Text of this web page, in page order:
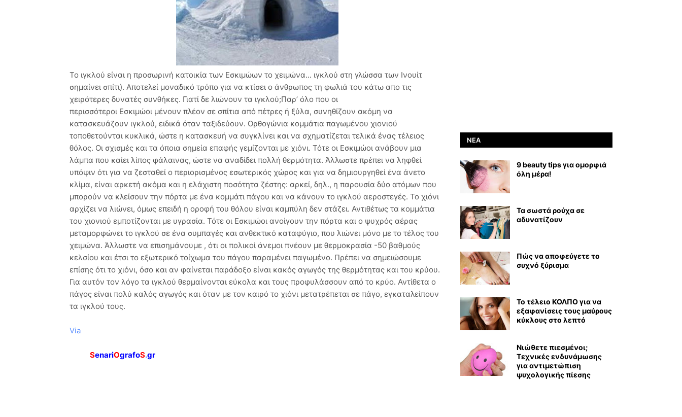
Το ιγκλού είναι η προσωρινή κατοικία των Εσκιμώων το χειμώνα... ιγκλού στη γλώσσα των Ινουίτ
σημαίνει σπίτι). Αποτελεί μοναδικό τρόπο για να κτίσει ο άνθρωπος τη φωλιά του κάτω απο τις
χειρότερες δυνατές συνθήκες. Γιατί δε λιώνουν τα ιγκλού;Παρ’ όλο που οι
περισσότεροι Εσκιμώοι μένουν πλέον σε σπίτια από πέτρες ή ξύλα, συνηθίζουν ακόμη να
κατασκευάζουν ιγκλού, ειδικά όταν ταξιδεύουν. Ορθογώνια κομμάτια παγωμένου χιονιού
τοποθετούνται κυκλικά, ώστε η κατασκευή να συγκλίνει και να σχηματίζεται τελικά ένας τέλειος
θόλος. Οι σχισμές και τα όποια σημεία επαφής γεμίζονται με χιόνι. Τότε οι Εσκιμώοι ανάβουν μια
λάμπα που καίει λίπος φάλαινας, ώστε να αναδίδει πολλή θερμότητα. Άλλωστε πρέπει να ληφθεί
υπόψιν ότι για να ζεσταθεί ο περιορισμένος εσωτερικός χώρος και για να δημιουργηθεί ένα άνετο
κλίμα, είναι αρκετή ακόμα και η ελάχιστη ποσότητα ζέστης: αρκεί, δηλ., η παρουσία δύο ατόμων που
μπορούν να κλείσουν την πόρτα με ένα κομμάτι πάγου και να κάνουν το ιγκλού αεροστεγές. Το χιόνι
αρχίζει να λιώνει, όμως επειδή η οροφή του θόλου είναι καμπύλη δεν στάζει. Αντιθέτως τα κομμάτια
του χιονιού εμποτίζονται με υγρασία. Τότε οι Εσκιμώοι ανοίγουν την πόρτα και ο ψυχρός αέρας
μεταμορφώνει το ιγκλού σε ένα συμπαγές και ανθεκτικό καταφύγιο, που λιώνει μόνο με το τέλος του
χειμώνα. Άλλωστε να επισημάνουμε , ότι οι πολικοί άνεμοι πνέουν με θερμοκρασία -50 βαθμούς
κελσίου και έτσι το εξωτερικό τοίχωμα του πάγου παραμένει παγωμένο. Πρέπει να σημειώσουμε
επίσης ότι το χιόνι, όσο και αν φαίνεται παράδοξο είναι κακός αγωγός της θερμότητας και του κρύου.
Για αυτόν τον λόγο τα ιγκλού θερμαίνονται εύκολα και τους προφυλάσσουν από το κρύο. Αντίθετα ο
πάγος είναι πολύ καλός αγωγός και όταν με τον καιρό το χιόνι μετατρέπεται σε πάγο, εγκαταλείπουν
τα ιγκλού τους.
Via
SenariOgrafoS.gr
ΝΈΑ
9 beauty tips για ομορφιά
όλη μέρα!
Τα σωστά ρούχα σε
αδυνατίζουν
Πώς να αποφεύγετε το
συχνό ξύρισμα
Το τέλειο ΚΟΛΠΟ για να
εξαφανίσεις τους μαύρους
κύκλους στο λεπτό
Νιώθετε πιεσμένοι;
Τεχνικές ενδυνάμωσης
για αντιμετώπιση
ψυχολογικής πίεσης